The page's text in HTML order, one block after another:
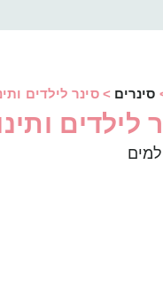
סינרים >סינר לילדים
לילדים